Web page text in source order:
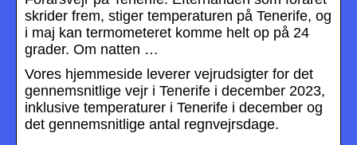
skrider frem, stiger temperaturen på Tenerife, og
i maj kan termometeret komme helt op på 24
grader. Om natten …
Vores hjemmeside leverer vejrudsigter for det
gennemsnitlige vejr i Tenerife i december 2023,
inklusive temperaturer i Tenerife i december og
det gennemsnitlige antal regnvejrsdage.